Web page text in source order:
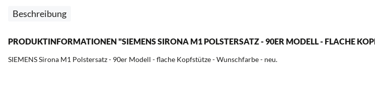
Beschreibung
PRODUKTINFORMATIONEN "SIEMENS SIRONA M1 POLSTERSATZ - 90ER MODELL - FLACHE
SIEMENS Sirona M1 Polstersatz - 90er Modell - flache Kopfstütze - Wunschfarbe - neu.